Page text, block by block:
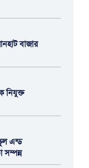
বাজার
নিযুক্ত
এন্ড
সম্পন্ন